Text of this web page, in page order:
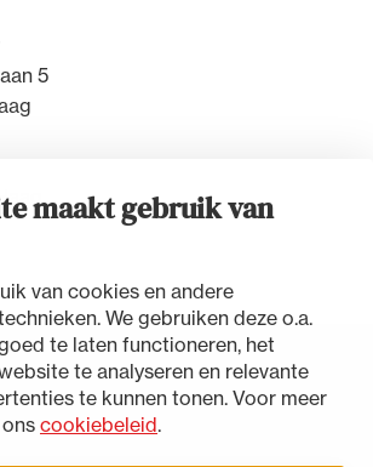
maakt gebruik van
van cookies en andere
We gebruiken deze o.a.
te laten functioneren, het
te analyseren en relevante
te kunnen tonen. Voor meer
cookiebeleid.
5